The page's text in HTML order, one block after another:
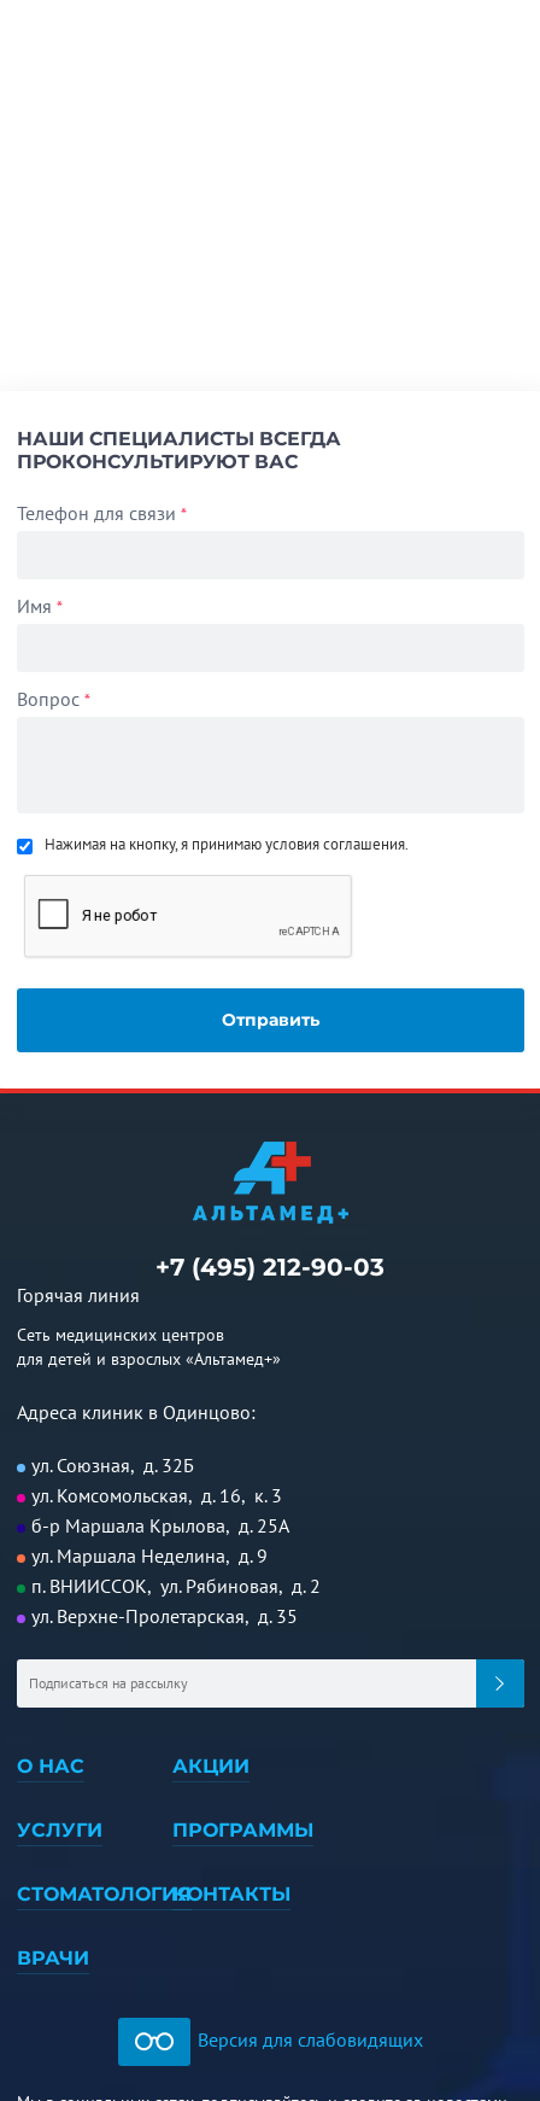
НАШИ СПЕЦИАЛИСТЫ ВСЕГДА
ПРОКОНСУЛЬТИРУЮТ ВАС
Телефон для связи *
Имя *
Вопрос *
Нажимая на кнопку, я принимаю условия соглашения.
+7 (495) 212-90-03
Горячая линия
Сеть медицинских центров
для детей и взрослых «Альтамед+»
Адреса клиник в Одинцово:
ул. Союзная, д. 32Б
ул. Комсомольская, д. 16, к. 3
б-р Маршала Крылова, д. 25А
ул. Маршала Неделина, д. 9
п. ВНИИССОК, ул. Рябиновая, д. 2
ул. Верхне-Пролетарская, д. 35
О НАС
УСЛУГИ
СТОМАТОЛОГИЯ
ВРАЧИ
АКЦИИ
ПРОГРАММЫ
КОНТАКТЫ
Версия для слабовидящих